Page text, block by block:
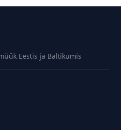
Eestis ja Baltikumis